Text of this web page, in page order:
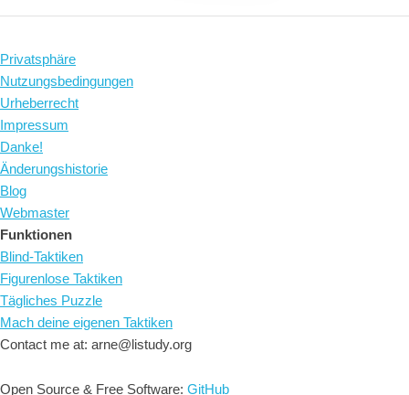
Privatsphäre
Nutzungsbedingungen
Urheberrecht
Impressum
Danke!
Änderungshistorie
Blog
Webmaster
Funktionen
Blind-Taktiken
Figurenlose Taktiken
Tägliches Puzzle
Mach deine eigenen Taktiken
Contact me at: arne@listudy.org
Open Source & Free Software: GitHub